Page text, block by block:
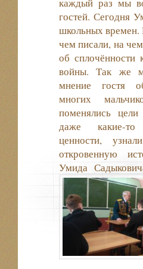
гостей. Сегодня
школьных времен.
чем писали, на
об сплочённости
войны.Так же
мнение гостя
многих
поменялись
даже какие-то
ценности,
откровенную
Умида